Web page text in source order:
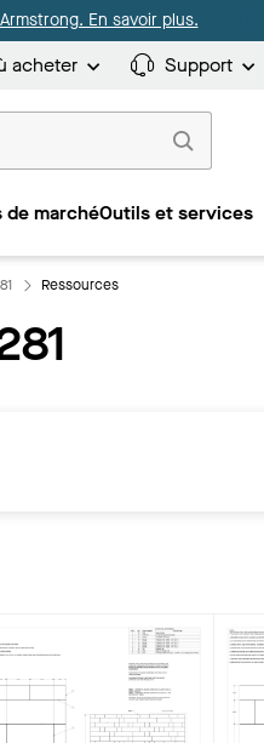
En savoir plus.
acheter Support
de marchéOutils et services
Ressources